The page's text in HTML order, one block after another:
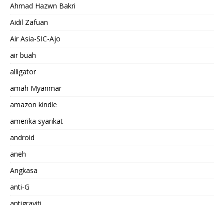
Ahmad Hazwn Bakri
Aidil Zafuan
Air Asia-SIC-Ajo
air buah
alligator
amah Myanmar
amazon kindle
amerika syarikat
android
aneh
Angkasa
anti-G